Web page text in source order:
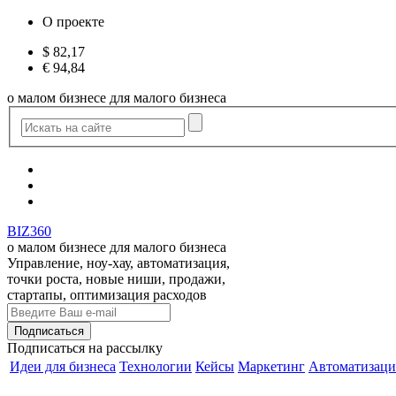
О проекте
$ 82,17
€ 94,84
о малом бизнесе для малого бизнеса
BIZ360
о малом бизнесе для малого бизнеса
Управление, ноу-хау, автоматизация,
точки роста, новые ниши, продажи,
стартапы, оптимизация расходов
Подписаться на рассылку
Идеи для бизнеса Технологии Кейсы Маркетинг